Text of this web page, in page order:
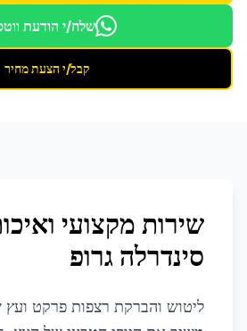
שלח/י הודעת
קבל/י הצעת מחיר
שירות מקצועי
סינדרלה גרופ
ליטוש והברקת רצפות פרקט ועץ